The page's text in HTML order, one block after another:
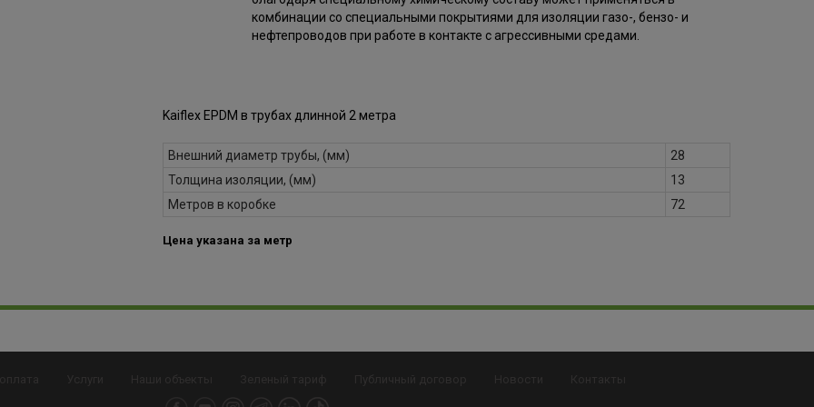
комбинации со специальными покрытиями для изоляции газо-, бензо- и
нефтепроводов при работе в контакте с агрессивными средами.
Kaiflex EPDM в трубах длинной 2 метра
Внешний диаметр трубы, (мм)
28
Толщина изоляции, (мм)
13
Метров в коробке
72
Цена указана за метр
Публичный договор Новости Контакты